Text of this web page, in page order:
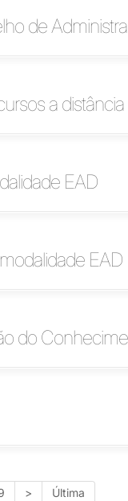
de
a distância
EAD
EAD
do
> Última